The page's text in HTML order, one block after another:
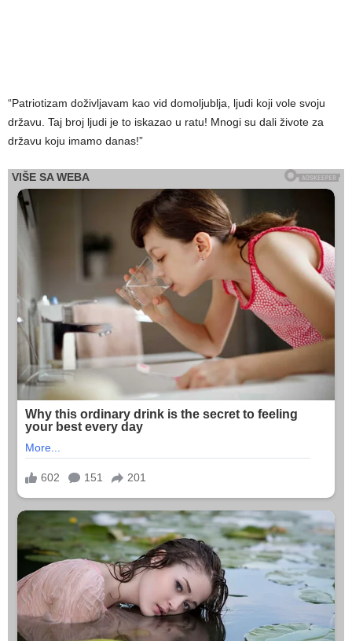
“Patriotizam doživljavam kao vid domoljublja, ljudi koji vole svoju
državu. Taj broj ljudi je to iskazao u ratu! Mnogi su dali živote za
državu koju imamo danas!”